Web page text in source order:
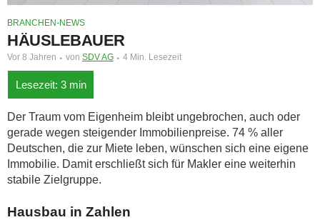
BRANCHEN-NEWS
HÄUSLEBAUER
Vor 8 Jahren von SDV AG 4 Min. Lesezeit
Der Traum vom Eigenheim bleibt ungebrochen, auch oder
gerade wegen steigender Immobilienpreise. 74 % aller
Deutschen, die zur Miete leben, wünschen sich eine eigene
Immobilie. Damit erschließt sich für Makler eine weiterhin
stabile Zielgruppe.
Hausbau in Zahlen